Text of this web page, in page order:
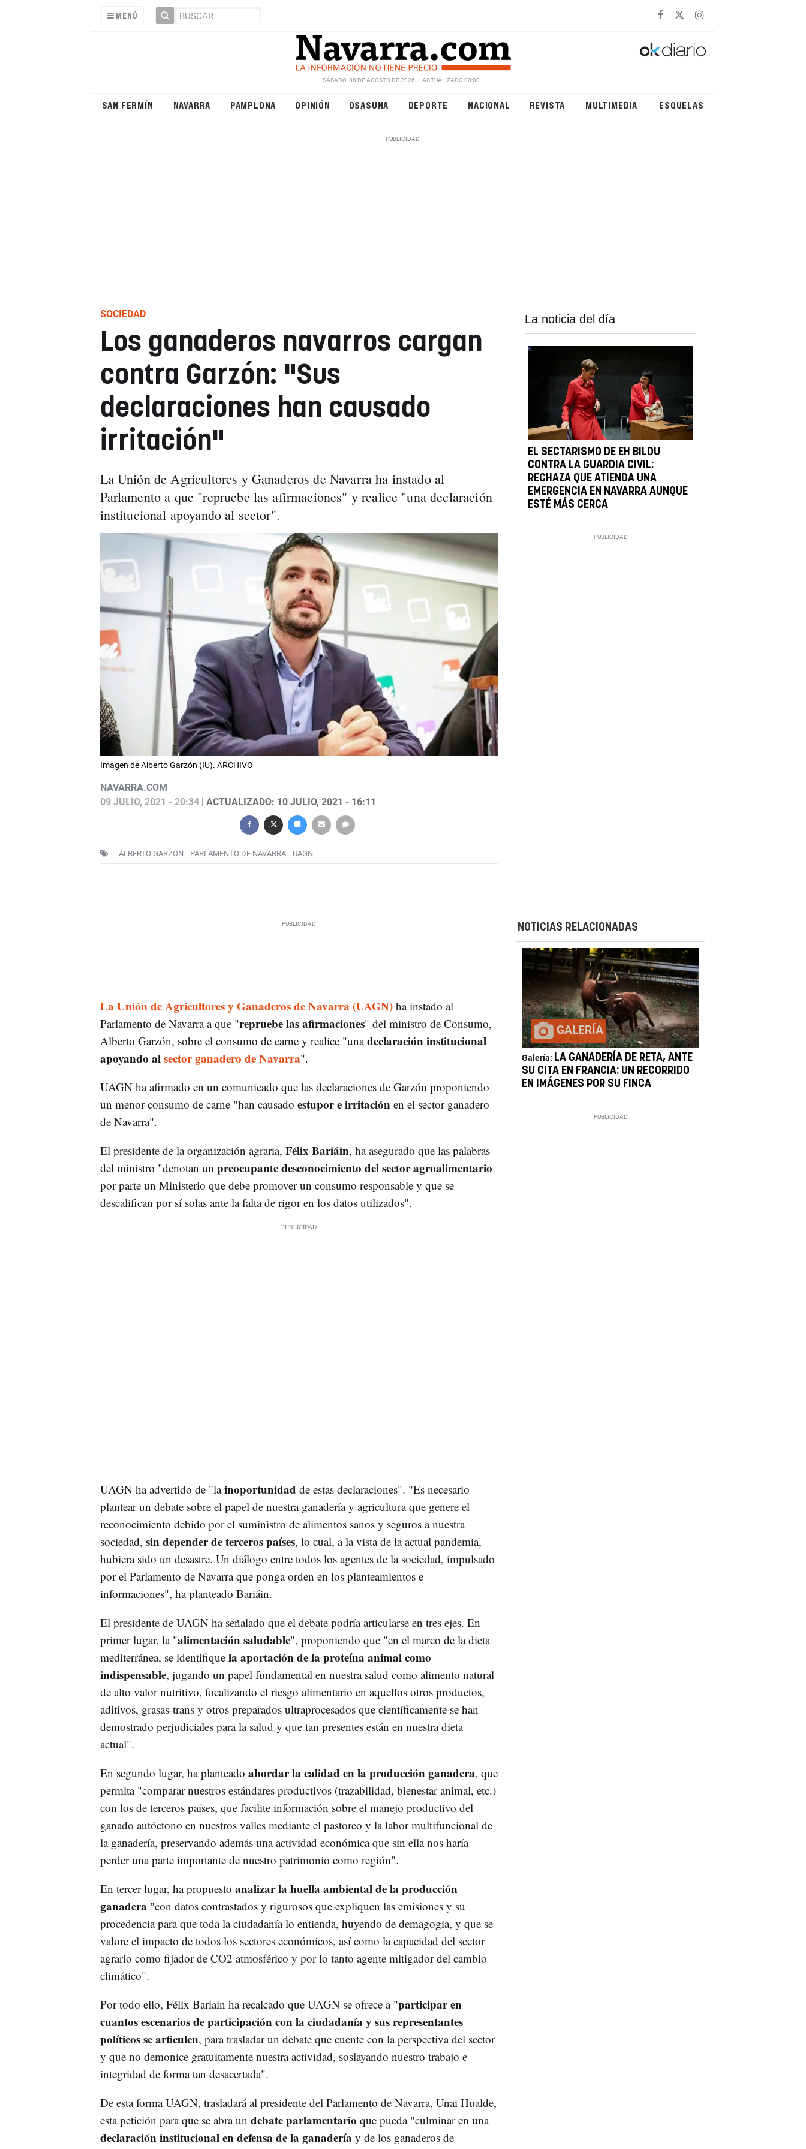
MENÚ
SÁBADO, 08 DE AGOSTO DE 2026 ACTUALIZADO 00:00
SAN FERMÍN NAVARRA PAMPLONA OPINIÓN OSASUNA DEPORTE NACIONAL REVISTA MULTIMEDIA ESQUELAS
SOCIEDAD
Los ganaderos navarros cargan
contra Garzón: "Sus
declaraciones han causado
irritación"
La Unión de Agricultores y Ganaderos de Navarra ha instado al
Parlamento a que "repruebe las afirmaciones" y realice "una declaración
institucional apoyando al sector".
Imagen de Alberto Garzón (IU). ARCHIVO
NAVARRA.COM
09 JULIO, 2021 - 20:34| ACTUALIZADO: 10 JULIO, 2021 - 16:11
ALBERTO GARZÓN PARLAMENTO DE NAVARRA UAGN
La noticia del día
EL SECTARISMO DE EH BILDU
CONTRA LA GUARDIA CIVIL:
RECHAZA QUE ATIENDA UNA
EMERGENCIA EN NAVARRA AUNQUE
ESTÉ MÁS CERCA
La Unión de Agricultores y Ganaderos de Navarra (UAGN) ha instado al
Parlamento de Navarra a que "repruebe las afirmaciones" del ministro de Consumo,
Alberto Garzón, sobre el consumo de carne y realice "unadeclaración institucional
apoyando alsector ganadero de Navarra".
UAGN ha afirmado en un comunicado que las declaraciones de Garzón proponiendo
un menor consumo de carne "han causado estupor e irritación en el sector ganadero
de Navarra".
El presidente de la organización agraria, Félix Bariáin, ha asegurado que las palabras
del ministro "denotan un preocupante desconocimiento del sector agroalimentario
por parte un Ministerio que debe promover un consumo responsable y que se
descalifican por sí solas ante la falta de rigor en los datos utilizados".
UAGN ha advertido de "lainoportunidad de estas declaraciones". "Es necesario
plantear un debate sobre el papel de nuestra ganadería y agricultura que genere el
reconocimiento debido por el suministro de alimentos sanos y seguros a nuestra
sociedad, sin depender de terceros países, lo cual, a la vista de la actual pandemia,
hubiera sido un desastre. Un diálogo entre todos los agentes de la sociedad, impulsado
por el Parlamento de Navarra que ponga orden en los planteamientos e
informaciones", ha planteado Bariáin.
El presidente de UAGN ha señalado que el debate podría articularse en tres ejes. En
primer lugar, la "alimentación saludable", proponiendo que "en el marco de la dieta
mediterránea, se identifique la aportación de la proteína animal como
indispensable, jugando un papel fundamental en nuestra salud como alimento natural
de alto valor nutritivo, focalizando el riesgo alimentario en aquellos otros productos,
aditivos, grasas-trans y otros preparados ultraprocesados que científicamente se han
demostrado perjudiciales para la salud y que tan presentes están en nuestra dieta
actual".
En segundo lugar, ha planteado abordar la calidad en la producción ganadera, que
permita "comparar nuestros estándares productivos (trazabilidad, bienestar animal, etc.)
con los de terceros países, que facilite información sobre el manejo productivo del
ganado autóctono en nuestros valles mediante el pastoreo y la labor multifuncional de
la ganadería, preservando además una actividad económica que sin ella nos haría
perder una parte importante de nuestro patrimonio como región".
En tercer lugar, ha propuesto analizar la huella ambiental de la producción
ganadera "con datos contrastados y rigurosos que expliquen las emisiones y su
procedencia para que toda la ciudadanía lo entienda, huyendo de demagogia, y que se
valore el impacto de todos los sectores económicos, así como la capacidad del sector
agrario como fijador de CO2 atmosférico y por lo tanto agente mitigador del cambio
climático".
Por todo ello, Félix Bariain ha recalcado que UAGN se ofrece a "participar en
cuantos escenarios de participación con la ciudadanía y sus representantes
políticos se articulen, para trasladar un debate que cuente con la perspectiva del sector
y que no demonice gratuitamente nuestra actividad, soslayando nuestro trabajo e
integridad de forma tan desacertada".
De esta forma UAGN, trasladará al presidente del Parlamento de Navarra, Unai Hualde,
esta petición para que se abra un debate parlamentario que pueda "culminar en una
declaración institucional en defensa de la ganadería y de los ganaderos de
NOTICIAS RELACIONADAS
GALERÍA
Galería: LA GANADERÍA DE RETA, ANTE
SU CITA EN FRANCIA: UN RECORRIDO
EN IMÁGENES POR SU FINCA